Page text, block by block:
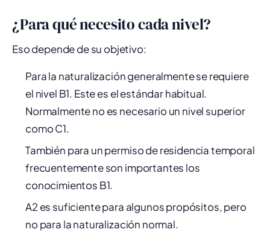
¿Para qué necesito cada nivel?
Eso depende de su objetivo:
Para la naturalización generalmente se requiere
el nivel B1. Este es el estándar habitual.
Normalmente no es necesario un nivel superior
como C1.
También para un permiso de residencia temporal
frecuentemente son importantes los
conocimientos B1.
A2 es suficiente para algunos propósitos, pero
no para la naturalización normal.